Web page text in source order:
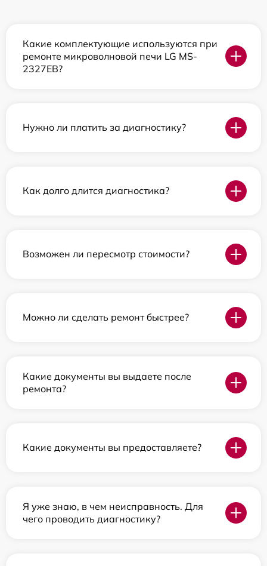
Какие комплектующие используются при
ремонте микроволновой печи LG MS-
2327EB?
Нужно ли платить за диагностику?
Как долго длится диагностика?
Возможен ли пересмотр стоимости?
Можно ли сделать ремонт быстрее?
Какие документы вы выдаете после
ремонта?
Какие документы вы предоставляете?
Я уже знаю, в чем неисправность. Для
чего проводить диагностику?